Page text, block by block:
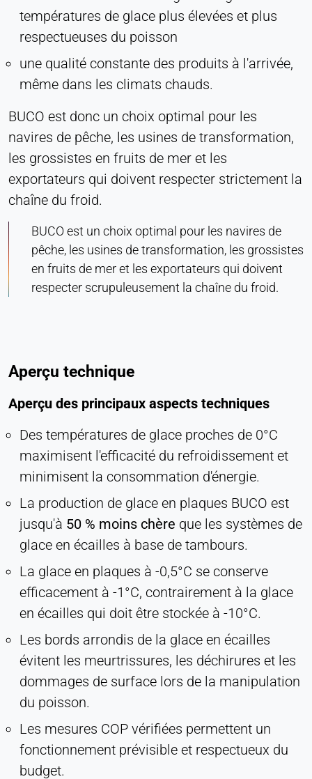
températures de glace plus élevées et plus
respectueuses du poisson
une qualité constante des produits à l'arrivée,
même dans les climats chauds.
BUCO est donc un choix optimal pour les
navires de pêche, les usines de transformation,
les grossistes en fruits de mer et les
exportateurs qui doivent respecter strictement la
chaîne du froid.
BUCO est un choix optimal pour les navires de
pêche, les usines de transformation, les grossistes
en fruits de mer et les exportateurs qui doivent
respecter scrupuleusement la chaîne du froid.
Aperçu technique
Aperçu des principaux aspects techniques
Des températures de glace proches de 0°C
maximisent l'efficacité du refroidissement et
minimisent la consommation d'énergie.
La production de glace en plaques BUCO est
jusqu'à 50 % moins chère que les systèmes de
glace en écailles à base de tambours.
La glace en plaques à -0,5°C se conserve
efficacement à -1°C, contrairement à la glace
en écailles qui doit être stockée à -10°C.
Les bords arrondis de la glace en écailles
évitent les meurtrissures, les déchirures et les
dommages de surface lors de la manipulation
du poisson.
Les mesures COP vérifiées permettent un
fonctionnement prévisible et respectueux du
budget.